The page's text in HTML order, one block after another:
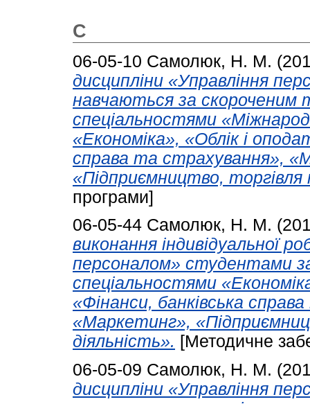
С
06-05-10 Самолюк, Н. М.
дисципліни «Управління
навчаються за скороченим
спеціальностями
«Економіка», «Облік і
справа та страхування»,
«Підприємництво, торгівля
програми]
06-05-44 Самолюк, Н. М.
виконання індивідуальної
персоналом» студентами
спеціальностями
«Фінанси, банківська
«Маркетинг»,
діяльність». [Методичне
06-05-09 Самолюк, Н. М.
дисципліни «Управління